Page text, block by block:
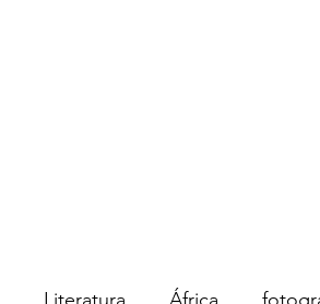
Literatura África